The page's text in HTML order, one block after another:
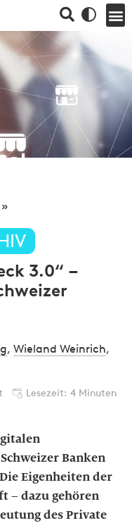
»
3.0“ –
, Wieland Weinrich,
Lesezeit: 4 Minuten
Banken
Eigenheiten der
– dazu gehören
des Private